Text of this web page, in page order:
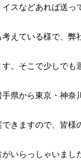
スなどあれば送っ
えている様で、弊
。そこで少しでも
県から東京・神奈
きますので、皆様
いらっしゃいまし